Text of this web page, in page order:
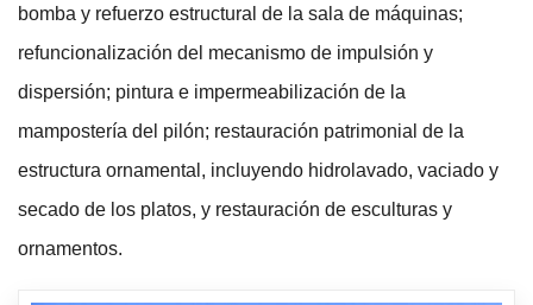
bomba y refuerzo estructural de la sala de máquinas;
refuncionalización del mecanismo de impulsión y
dispersión; pintura e impermeabilización de la
mampostería del pilón; restauración patrimonial de la
estructura ornamental, incluyendo hidrolavado, vaciado y
secado de los platos, y restauración de esculturas y
ornamentos.